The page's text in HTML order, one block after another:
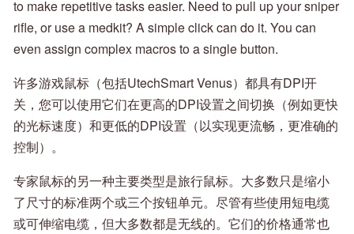
to make repetitive tasks easier. Need to pull up your sniper
rifle, or use a medkit? A simple click can do it. You can
even assign complex macros to a single button.
许多游戏鼠标（包括UtechSmart Venus）都具有DPI开
关，您可以使用它们在更高的DPI设置之间切换（例如更快
的光标速度）和更低的DPI设置（以实现更流畅，更准确的
控制）。
专家鼠标的另一种主要类型是旅行鼠标。大多数只是缩小
了尺寸的标准两个或三个按钮单元。尽管有些使用短电缆
或可伸缩电缆，但大多数都是无线的。它们的价格通常也